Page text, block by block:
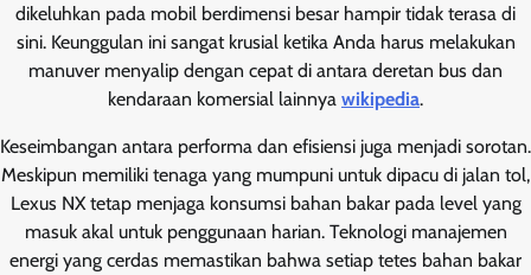
dikeluhkan pada mobil berdimensi besar hampir tidak terasa di
sini. Keunggulan ini sangat krusial ketika Anda harus melakukan
manuver menyalip dengan cepat di antara deretan bus dan
kendaraan komersial lainnya wikipedia.
Keseimbangan antara performa dan efisiensi juga menjadi sorotan.
Meskipun memiliki tenaga yang mumpuni untuk dipacu di jalan tol,
Lexus NX tetap menjaga konsumsi bahan bakar pada level yang
masuk akal untuk penggunaan harian. Teknologi manajemen
energi yang cerdas memastikan bahwa setiap tetes bahan bakar